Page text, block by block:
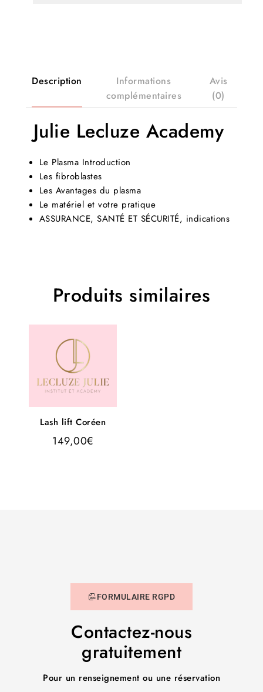
Description
Informations
complémentaires
Avis
(0)
Julie Lecluze Academy
Le Plasma Introduction
Les fibroblastes
Les Avantages du plasma
Le matériel et votre pratique
ASSURANCE, SANTÉ ET SÉCURITÉ, indications
Produits similaires
Lash lift Coréen
149,00€
FORMULAIRE RGPD
Contactez-nous
gratuitement
Pour un renseignement ou une réservation